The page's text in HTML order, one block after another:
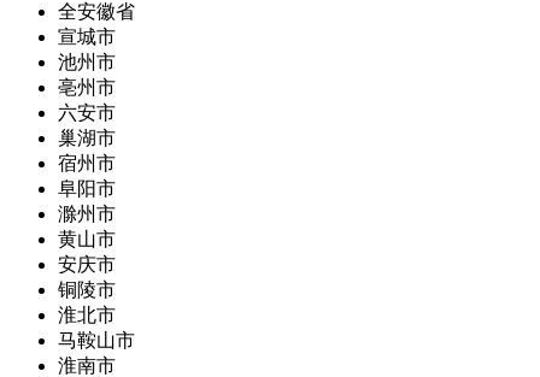
全安徽省
宣城市
池州市
亳州市
六安市
巢湖市
宿州市
阜阳市
滁州市
黄山市
安庆市
铜陵市
淮北市
马鞍山市
淮南市